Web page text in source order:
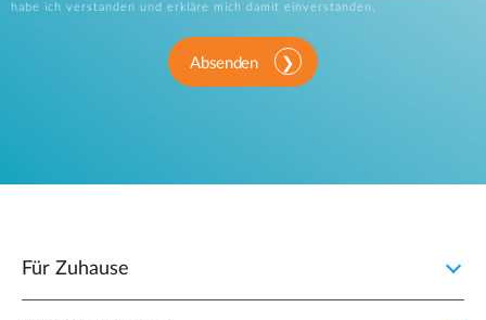
habe ich verstanden und erkläre mich damit einverstanden.
Absenden
Für Zuhause